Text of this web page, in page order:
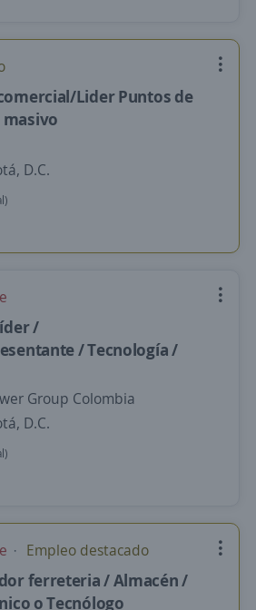
Lider Puntos de
D.C.
/
/ Tecnología /
Group Colombia
D.C.
Empleo destacado
ferreteria / Almacén /
o Tecnólogo